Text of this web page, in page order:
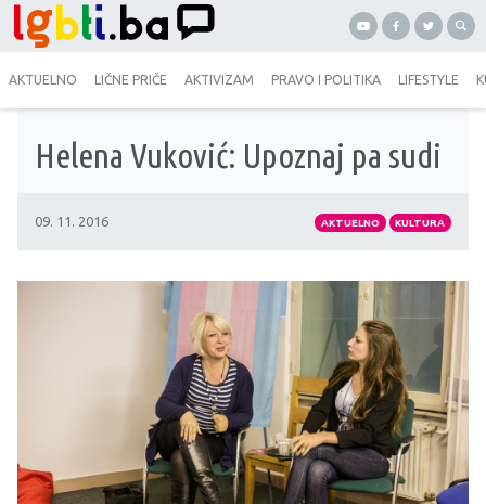
AKTUELNO LIČNE PRIČE AKTIVIZAM PRAVO I POLITIKA LIFESTYLE
Helena Vuković: Upoznaj pa sudi
09. 11. 2016 AKTUELNO KULTURA